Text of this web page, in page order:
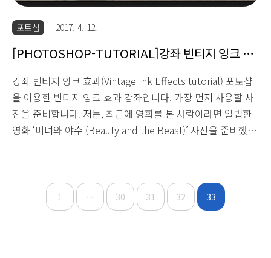
포토샵 2017. 4. 12.
[PHOTOSHOP-TUTORIAL]강좌 빈티지 잉크 효
강좌 빈티지 잉크 효과(Vintage Ink Effects tutorial) 포토샵
을 이용한 빈티지 잉크 효과 강좌입니다. 가장 먼저 사용할 사
진을 준비합니다. 저는, 최근에 영화를 본 사람이라면 알법한
영화 ‘미녀와 야수 (Beauty and the Beast)’ 사진을 준비했습
야수가 춤을 추고 있는 동화 같은 사진이에요. 동화 같은 장면
에 빈티지 잉크 효과가 잘 어울리기 때문에 이 사진을 준비했
습니다. (설명충) ⇩ 자, 그럼 사진을 불러와 봅시다. ① 준비한
1 ··· 30 31 32 33